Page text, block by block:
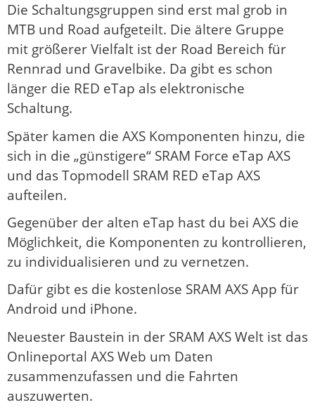
Die Schaltungsgruppen sind erst mal grob in
MTB und Road aufgeteilt. Die ältere Gruppe
mit größerer Vielfalt ist der Road Bereich für
Rennrad und Gravelbike. Da gibt es schon
länger die RED eTap als elektronische
Schaltung.
Später kamen die AXS Komponenten hinzu, die
sich in die „günstigere“ SRAM Force eTap AXS
und das Topmodell SRAM RED eTap AXS
aufteilen.
Gegenüber der alten eTap hast du bei AXS die
Möglichkeit, die Komponenten zu kontrollieren,
zu individualisieren und zu vernetzen.
Dafür gibt es die kostenlose SRAM AXS App für
Android und iPhone.
Neuester Baustein in der SRAM AXS Welt ist das
Onlineportal AXS Web um Daten
zusammenzufassen und die Fahrten
auszuwerten.